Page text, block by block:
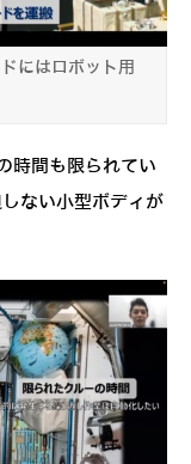
にはロボット用
時間も限られてい
ない小型ボディが